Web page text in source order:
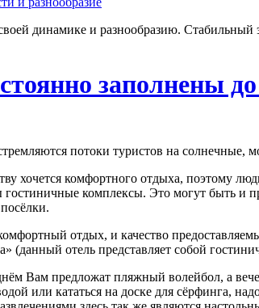
динамике и разнообразию.
заполнены до
потоки туристов на солнечные,
хочется комфортного отдыха, поэтому
гостиничные комплексы. Это могут быть и
отдых, и качество
(данный отель представляет собой
Вам предложат пляжный волейбол, а
или кататься на доске для сёрфинга,